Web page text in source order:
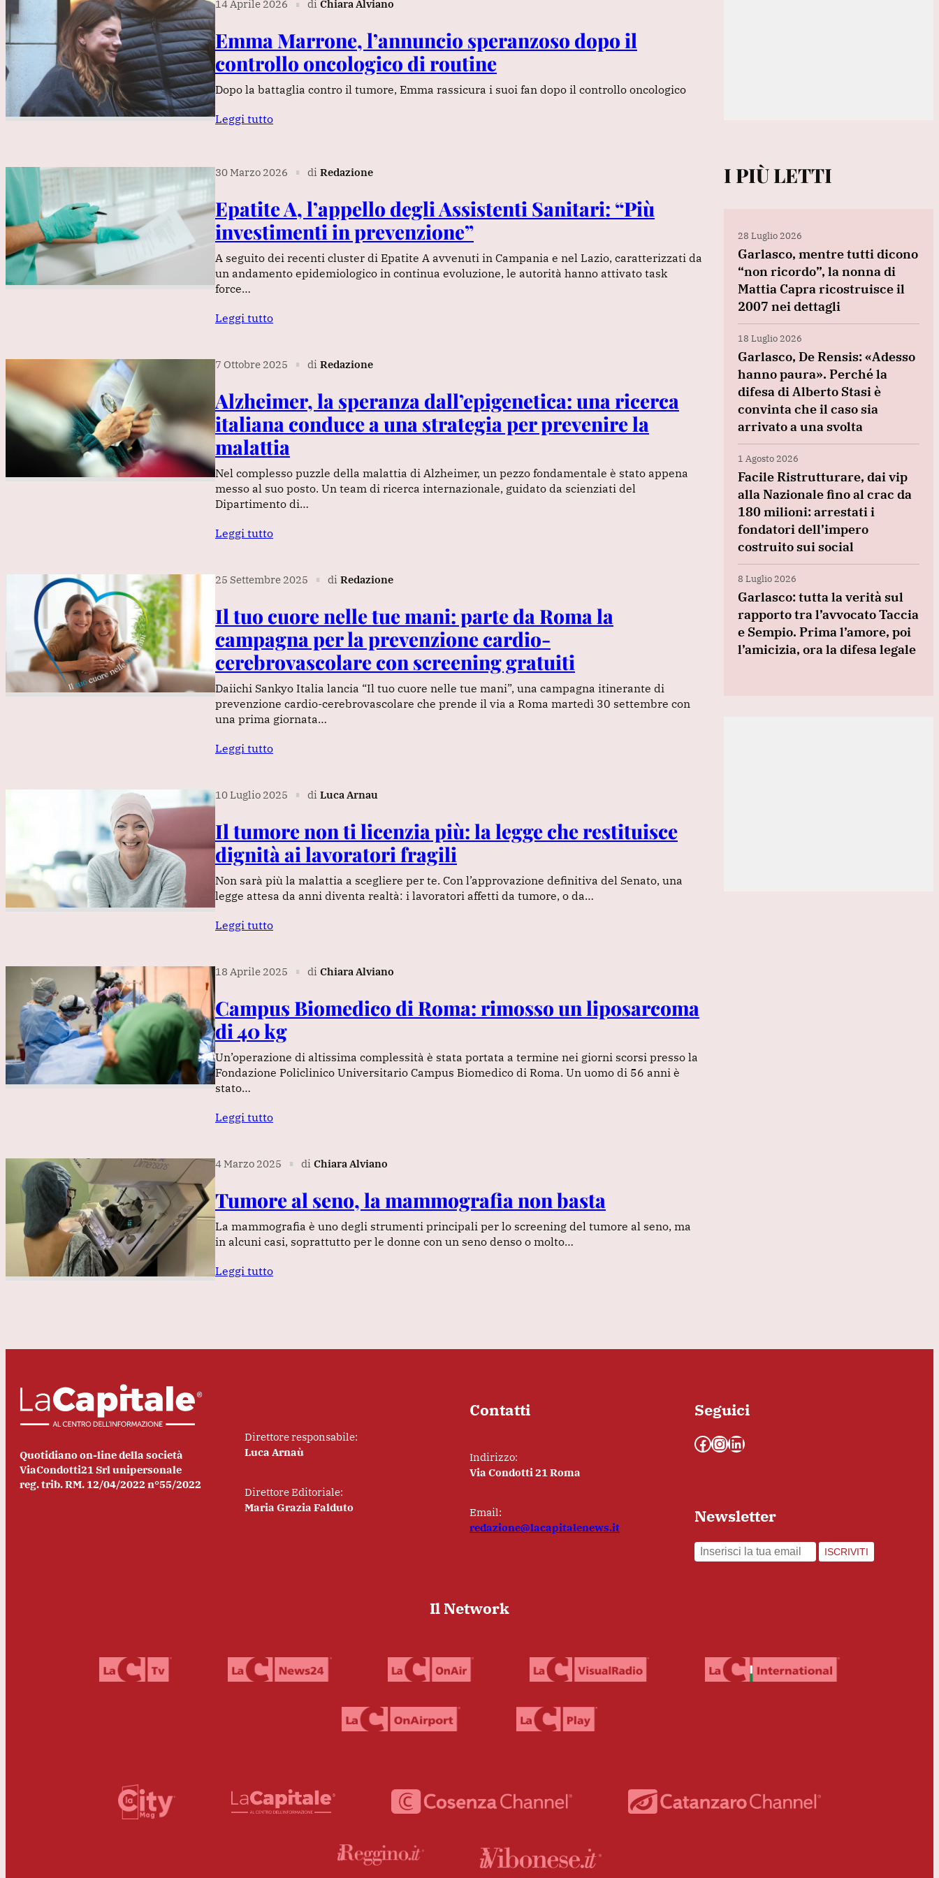
14 Aprile 2026 ∎ di Chiara Alviano
Emma Marrone, l’annuncio speranzoso dopo il
controllo oncologico di routine
Dopo la battaglia contro il tumore, Emma rassicura i suoi fan dopo il controllo oncologico
Leggi tutto
30 Marzo 2026 ∎ di Redazione
Epatite A, l’appello degli Assistenti Sanitari: “Più
investimenti in prevenzione”
A seguito dei recenti cluster di Epatite A avvenuti in Campania e nel Lazio, caratterizzati da
un andamento epidemiologico in continua evoluzione, le autorità hanno attivato task
force…
Leggi tutto
7 Ottobre 2025 ∎ di Redazione
Alzheimer, la speranza dall’epigenetica: una ricerca
italiana conduce a una strategia per prevenire la
malattia
Nel complesso puzzle della malattia di Alzheimer, un pezzo fondamentale è stato appena
messo al suo posto. Un team di ricerca internazionale, guidato da scienziati del
Dipartimento di…
Leggi tutto
25 Settembre 2025 ∎ di Redazione
Il tuo cuore nelle tue mani: parte da Roma la
campagna per la prevenzione cardio-
cerebrovascolare con screening gratuiti
Daiichi Sankyo Italia lancia “Il tuo cuore nelle tue mani”, una campagna itinerante di
prevenzione cardio-cerebrovascolare che prende il via a Roma martedì 30 settembre con
una prima giornata…
Leggi tutto
10 Luglio 2025 ∎ di Luca Arnau
Il tumore non ti licenzia più: la legge che restituisce
dignità ai lavoratori fragili
Non sarà più la malattia a scegliere per te. Con l’approvazione definitiva del Senato, una
legge attesa da anni diventa realtà: i lavoratori affetti da tumore, o da…
Leggi tutto
18 Aprile 2025 ∎ di Chiara Alviano
Campus Biomedico di Roma: rimosso un liposarcoma
di 40 kg
Un’operazione di altissima complessità è stata portata a termine nei giorni scorsi presso la
Fondazione Policlinico Universitario Campus Biomedico di Roma. Un uomo di 56 anni è
stato…
Leggi tutto
4 Marzo 2025 ∎ di Chiara Alviano
Tumore al seno, la mammografia non basta
La mammografia è uno degli strumenti principali per lo screening del tumore al seno, ma
in alcuni casi, soprattutto per le donne con un seno denso o molto…
Leggi tutto
I PIÙ LETTI
28 Luglio 2026
Garlasco, mentre tutti dicono
“non ricordo”, la nonna di
Mattia Capra ricostruisce il
2007 nei dettagli
18 Luglio 2026
Garlasco, De Rensis: «Adesso
hanno paura». Perché la
difesa di Alberto Stasi è
convinta che il caso sia
arrivato a una svolta
1 Agosto 2026
Facile Ristrutturare, dai vip
alla Nazionale fino al crac da
180 milioni: arrestati i
fondatori dell’impero
costruito sui social
8 Luglio 2026
Garlasco: tutta la verità sul
rapporto tra l’avvocato Taccia
e Sempio. Prima l’amore, poi
l’amicizia, ora la difesa legale
Quotidiano on-line della società
ViaCondotti21 Srl unipersonale
reg. trib. RM. 12/04/2022 n°55/2022
Direttore responsabile:
Luca Arnaù
Direttore Editoriale:
Maria Grazia Falduto
Contatti
Indirizzo:
Via Condotti 21 Roma
Email:
redazione@lacapitalenews.it
Seguici
Facebook InstagramLinkedIn
Newsletter
ISCRIVITI
Il Network